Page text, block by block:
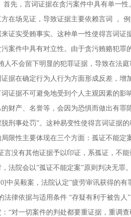
首先，言词证据在贪污案件中具有单一
在场见证，导致证据主要依赖言词 。
证实受贿事实。这种单一性使得言词证
案件中具有对立性。由于贪污贿赂犯
人不会留下明显的犯罪证据，导致在法
据在确定行为人行为方面形成反差，
证据不可避免地受到个人主观因素的影
财产、名誉等，会因为恐惧而做出有
刑事处罚”。这种易变性使得言词证据
限性主要体现在三个方面：孤证不能
言没有其他证据予以印证，系孤证，不
法院会以”孤证不能定案”原则判决无罪
中吴毅案，法院认定”疲劳审讯获得的
法律依据与适用条件 “存疑有利于被告
“对一切案件的判处都要重证据，重调